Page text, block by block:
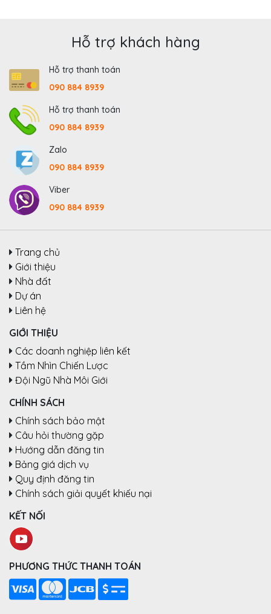
Hỗ trợ khách hàng
Hỗ trợ thanh toán
090 884 8939
Hỗ trợ thanh toán
090 884 8939
Zalo
090 884 8939
Viber
090 884 8939
Trang chủ
Giới thiệu
Nhà đất
Dự án
Liên hệ
GIỚI THIỆU
Các doanh nghiệp liên kết
Tầm Nhìn Chiến Lược
Đội Ngũ Nhà Môi Giới
CHÍNH SÁCH
Chính sách bảo mật
Câu hỏi thường gặp
Hướng dẫn đăng tin
Bảng giá dịch vụ
Quy định đăng tin
Chính sách giải quyết khiếu nại
KẾT NỐI
PHƯƠNG THỨC THANH TOÁN